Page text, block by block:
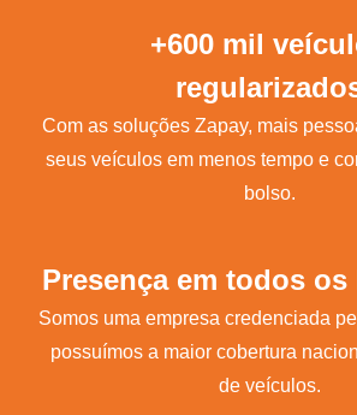
+600 mil
Com as soluções Zapay, mais
seus veículos em menos tempo e
bolso.
Presença em todos os
Somos uma empresa credenciada
possuímos a maior cobertura
de veículos.